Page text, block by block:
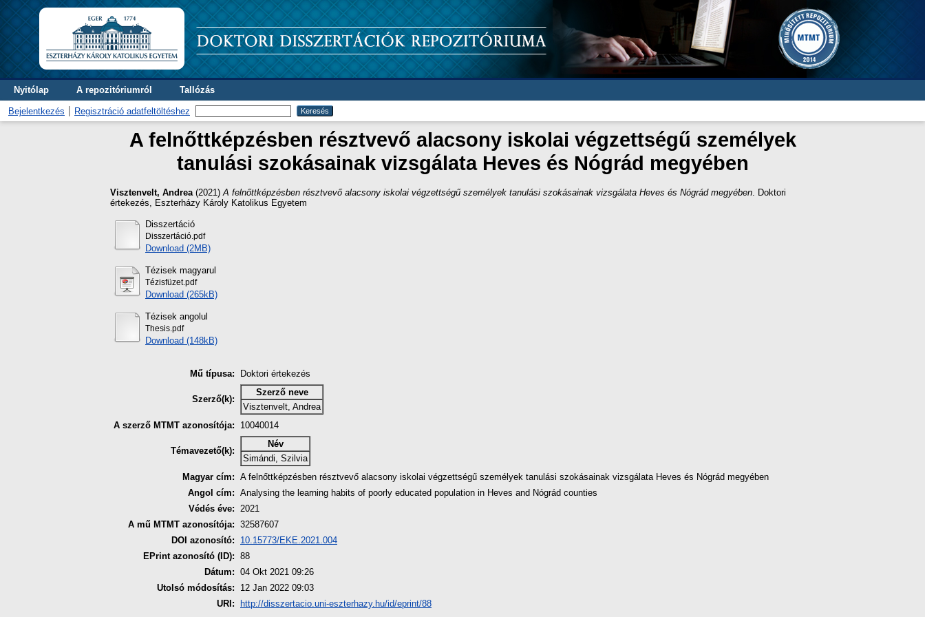
Nyitólap A repozitóriumról Tallózás
Bejelentkezés Regisztráció adatfeltöltéshez
A felnőttképzésben résztvevő alacsony iskolai végzettségű személyek
tanulási szokásainak vizsgálata Heves és Nógrád megyében
Visztenvelt, Andrea (2021) A felnőttképzésben résztvevő alacsony iskolai végzettségű személyek tanulási szokásainak vizsgálata Heves és Nógrád megyében . Doktori
értekezés, Eszterházy Károly Katolikus Egyetem
Disszertáció
Disszertáció.pdf
Download (2MB)
Tézisek magyarul
Tézisfüzet.pdf
Download (265kB)
Tézisek angolul
Thesis.pdf
Download (148kB)
Mű típusa: Doktori értekezés
Szerző(k):
Szerző neve
Visztenvelt, Andrea
A szerző MTMT azonosítója:
10040014
Témavezető(k):
Név
Simándi, Szilvia
Magyar cím: A felnőttképzésben résztvevő alacsony iskolai végzettségű személyek tanulási szokásainak vizsgálata Heves és Nógrád megyében
Angol cím: Analysing the learning habits of poorly educated population in Heves and Nógrád counties
Védés éve: 2021
A mű MTMT azonosítója: 32587607
DOI azonosító:
10.15773/EKE.2021.004
EPrint azonosító (ID): 88
Dátum: 04 Okt 2021 09:26
Utolsó módosítás:
12 Jan 2022 09:03
URI:
http://disszertacio.uni-eszterhazy.hu/id/eprint/88